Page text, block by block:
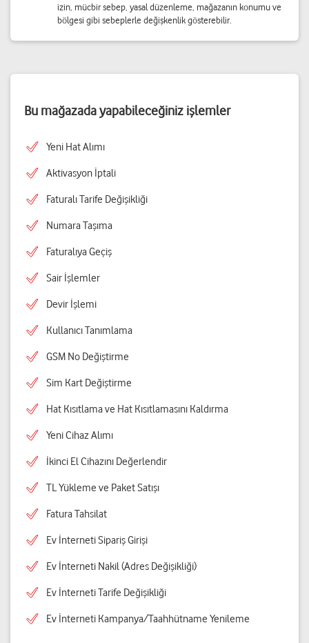
izin, mücbir sebep, yasal düzenleme, mağazanın konumu ve
bölgesi gibi sebeplerle değişkenlik gösterebilir.
Bu mağazada yapabileceğiniz işlemler
Yeni Hat Alımı
Aktivasyon İptali
Faturalı Tarife Değişikliği
Numara Taşıma
Faturalıya Geçiş
Sair İşlemler
Devir İşlemi
Kullanıcı Tanımlama
GSM No Değiştirme
Sim Kart Değiştirme
Hat Kısıtlama ve Hat Kısıtlamasını Kaldırma
Yeni Cihaz Alımı
İkinci El Cihazını Değerlendir
TL Yükleme ve Paket Satışı
Fatura Tahsilat
Ev İnterneti Sipariş Girişi
Ev İnterneti Nakil (Adres Değişikliği)
Ev İnterneti Tarife Değişikliği
Ev İnterneti Kampanya/Taahhütname Yenileme